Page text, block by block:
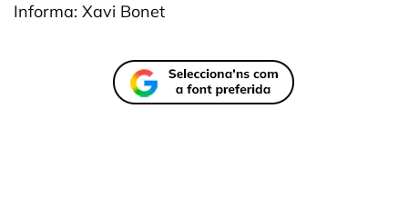
Informa: Xavi Bonet